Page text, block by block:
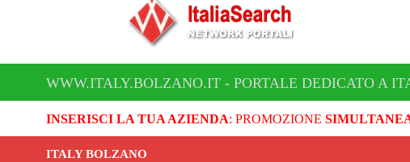
WWW.ITALY.BOLZANO.IT - PORTALE DEDICATO A
INSERISCI LA TUA AZIENDA: PROMOZIONE
ITALY BOLZANO